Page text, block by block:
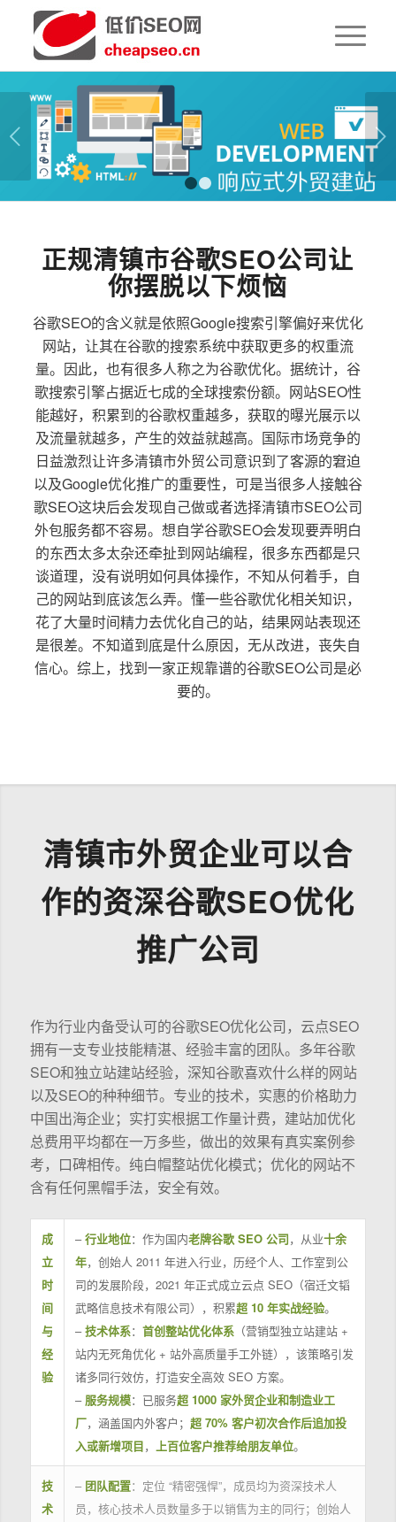
下一页
1 2
正规清镇市谷歌SEO公司让
你摆脱以下烦恼
谷歌SEO的含义就是依照Google搜索引擎偏好来优化
网站，让其在谷歌的搜索系统中获取更多的权重流
量。因此，也有很多人称之为谷歌优化。据统计，谷
歌搜索引擎占据近七成的全球搜索份额。网站SEO性
能越好，积累到的谷歌权重越多，获取的曝光展示以
及流量就越多，产生的效益就越高。国际市场竞争的
日益激烈让许多清镇市外贸公司意识到了客源的窘迫
以及Google优化推广的重要性，可是当很多人接触谷
歌SEO这块后会发现自己做或者选择清镇市SEO公司
外包服务都不容易。想自学谷歌SEO会发现要弄明白
的东西太多太杂还牵扯到网站编程，很多东西都是只
谈道理，没有说明如何具体操作，不知从何着手，自
己的网站到底该怎么弄。懂一些谷歌优化相关知识，
花了大量时间精力去优化自己的站，结果网站表现还
是很差。不知道到底是什么原因，无从改进，丧失自
信心。综上，找到一家正规靠谱的谷歌SEO公司是必
要的。
清镇市外贸企业可以合
作的资深谷歌SEO优化
推广公司
作为行业内备受认可的谷歌SEO优化公司，云点SEO
拥有一支专业技能精湛、经验丰富的团队。多年谷歌
SEO和独立站建站经验，深知谷歌喜欢什么样的网站
以及SEO的种种细节。专业的技术，实惠的价格助力
中国出海企业；实打实根据工作量计费，建站加优化
总费用平均都在一万多些，做出的效果有真实案例参
考，口碑相传。纯白帽整站优化模式；优化的网站不
含有任何黑帽手法，安全有效。
成
立
时
间
与
经
验
–行业地位：作为国内老牌谷歌 SEO 公司，从业十余
年，创始人 2011 年进入行业，历经个人、工作室到公
司的发展阶段，2021 年正式成立云点 SEO（宿迁文韬
武略信息技术有限公司），积累超 10 年实战经验。
–技术体系： 首创整站优化体系（营销型独立站建站 +
站内无死角优化 + 站外高质量手工外链），该策略引发
诸多同行效仿，打造安全高效 SEO 方案。
– 服务规模：已服务超 1000 家外贸企业和制造业工
厂，涵盖国内外客户； 超 70% 客户初次合作后追加投
入或新增项目， 上百位客户推荐给朋友单位。
技
术
– 团队配置：定位 “精密强悍”，成员均为资深技术人
员，核心技术人员数量多于以销售为主的同行；创始人